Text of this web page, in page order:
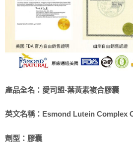
產品全名： 愛司盟-葉黃素複合膠囊
英文名稱： Esmond Lutein Complex
劑型： 膠囊